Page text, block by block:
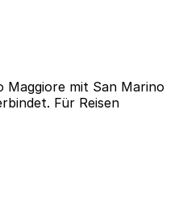
Maggiore mit San Marino
Für Reisen